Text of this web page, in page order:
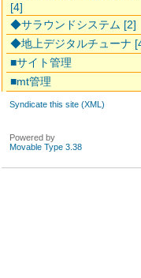
[4]
◆サラウンドシステム [2]
◆地上デジタルチューナ
■サイト管理
■mt管理
Syndicate this site (XML)
Powered by
Movable Type 3.38